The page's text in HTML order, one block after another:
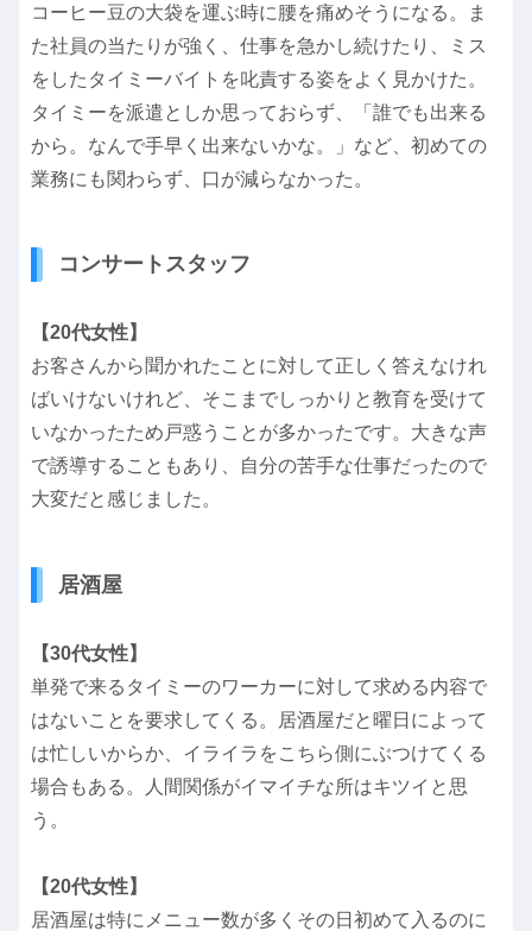
コーヒー豆の大袋を運ぶ時に腰を痛めそうになる。ま
た社員の当たりが強く、仕事を急かし続けたり、ミス
をしたタイミーバイトを叱責する姿をよく見かけた。
タイミーを派遣としか思っておらず、「誰でも出来る
から。なんで手早く出来ないかな。」など、初めての
業務にも関わらず、口が減らなかった。
コンサートスタッフ
【20代女性】
お客さんから聞かれたことに対して正しく答えなけれ
ばいけないけれど、そこまでしっかりと教育を受けて
いなかったため戸惑うことが多かったです。大きな声
で誘導することもあり、自分の苦手な仕事だったので
大変だと感じました。
居酒屋
【30代女性】
単発で来るタイミーのワーカーに対して求める内容で
はないことを要求してくる。居酒屋だと曜日によって
は忙しいからか、イライラをこちら側にぶつけてくる
場合もある。人間関係がイマイチな所はキツイと思
う。
【20代女性】
居酒屋は特にメニュー数が多くその日初めて入るのに